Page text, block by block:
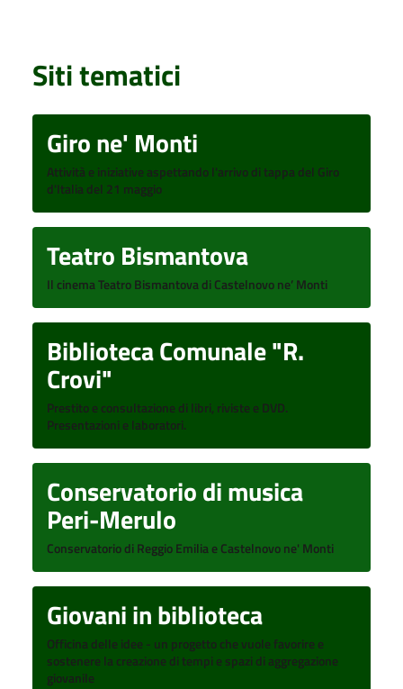
Siti tematici
Giro ne' Monti
Attività e iniziative aspettando l'arrivo di tappa del Giro
d'Italia del 21 maggio
Teatro Bismantova
Il cinema Teatro Bismantova di Castelnovo ne’ Monti
Biblioteca Comunale "R.
Crovi"
Prestito e consultazione di libri, riviste e DVD.
Presentazioni e laboratori.
Conservatorio di musica
Peri-Merulo
Conservatorio di Reggio Emilia e Castelnovo ne' Monti
Giovani in biblioteca
Officina delle idee - un progetto che vuole favorire e
sostenere la creazione di tempi e spazi di aggregazione
giovanile